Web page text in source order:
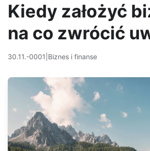
Kiedy założyć
na co zwrócić
30.11.-0001 Biznes i finanse